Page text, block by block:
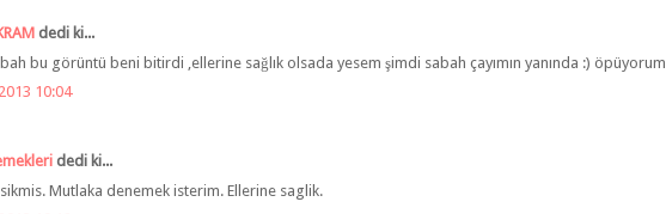
dedi ki...
bu görüntü beni bitirdi ,ellerine sağlık olsada yesem şimdi sabah çayımın yanında :) öpüyorum
10:04
dedi ki...
Mutlaka denemek isterim. Ellerine saglik.